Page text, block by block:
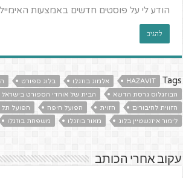
הודע לי על פוסטים חדשים באמצעות
Tags
HAZAVIT אלמוג בוזגלו בלוג ספורט
הבוזגלוס גרסת הדשא
הבית של אוהדי הספורט בישראל
הזווית לחיבורים
הזוית הפועל חיפה הפועל תל
לימור איזנשטיין בלוג
מאור בוזגלו משפחת בוזגלו
עקוב אחרי הכותב